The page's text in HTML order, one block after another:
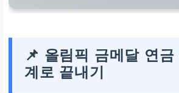
📌 올림픽 금메달 연
계로 끝내기